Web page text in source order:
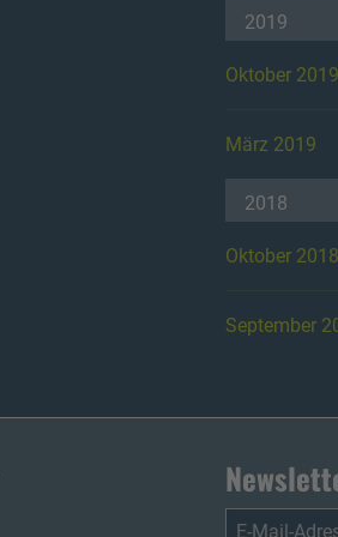
2019
Oktober 2019
März 2019
2018
Oktober 2018
September